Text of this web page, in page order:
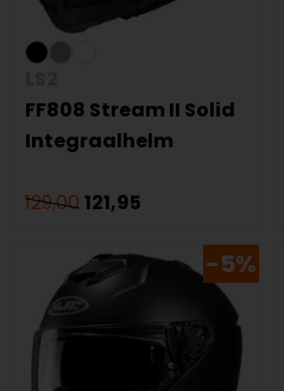
FF808 Stream II Solid
Integraalhelm
129,00 121,95
-5%